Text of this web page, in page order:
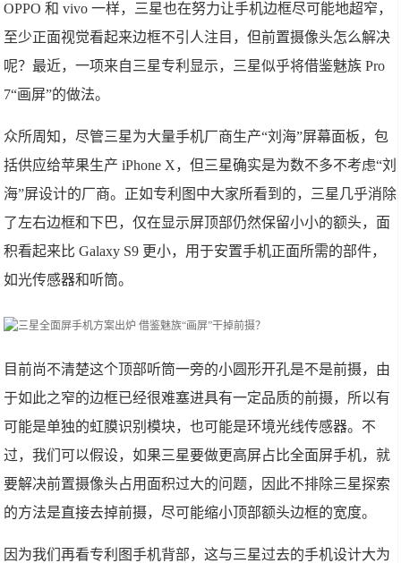
OPPO 和 vivo 一样，三星也在努力让手机边框尽可能地超窄，
至少正面视觉看起来边框不引人注目，但前置摄像头怎么解决
呢？最近，一项来自三星专利显示，三星似乎将借鉴魅族 Pro
7“画屏”的做法。
众所周知，尽管三星为大量手机厂商生产“刘海”屏幕面板，包
括供应给苹果生产 iPhone X，但三星确实是为数不多不考虑“刘
海”屏设计的厂商。正如专利图中大家所看到的，三星几乎消除
了左右边框和下巴，仅在显示屏顶部仍然保留小小的额头，面
积看起来比 Galaxy S9 更小，用于安置手机正面所需的部件，
如光传感器和听筒。
目前尚不清楚这个顶部听筒一旁的小圆形开孔是不是前摄，由
于如此之窄的边框已经很难塞进具有一定品质的前摄，所以有
可能是单独的虹膜识别模块，也可能是环境光线传感器。不
过，我们可以假设，如果三星要做更高屏占比全面屏手机，就
要解决前置摄像头占用面积过大的问题，因此不排除三星探索
的方法是直接去掉前摄，尽可能缩小顶部额头边框的宽度。
因为我们再看专利图手机背部，这与三星过去的手机设计大为